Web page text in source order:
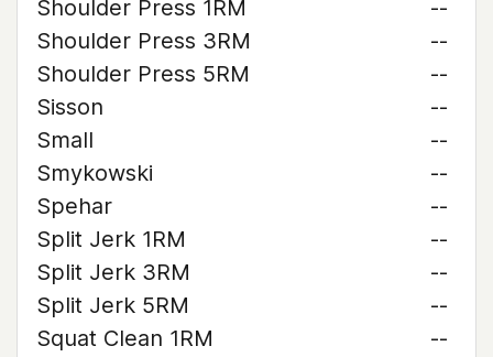
Shoulder Press 1RM
--
Shoulder Press 3RM
--
Shoulder Press 5RM
--
Sisson
--
Small
--
Smykowski
--
Spehar
--
Split Jerk 1RM
--
Split Jerk 3RM
--
Split Jerk 5RM
--
Squat Clean 1RM
--